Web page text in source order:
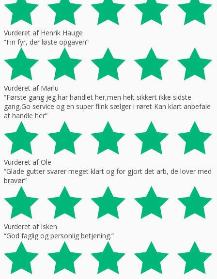
Vurderet af Henrik Hauge
“Fin fyr, der løste opgaven”
Vurderet af Marlu
“Første gang jeg har handlet her,men helt sikkert ikke sidste
gang,Go service og en super flink sælger i røret Kan klart anbefale
at handle her”
Vurderet af Ole
“Glade gutter svarer meget klart og for gjort det arb, de lover med
bravør”
Vurderet af Isken
“God faglig og personlig betjening.”